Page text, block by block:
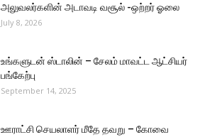
அலுவலர்களின் அடாவடி வசூல் -ஒற்றர் ஓலை
July 8, 2026
உங்களுடன் ஸ்டாலின் – சேலம் மாவட்ட ஆட்சியர்
பங்கேற்பு
September 14, 2025
ஊராட்சி செயலாளர் மீதே தவறு – கோவை